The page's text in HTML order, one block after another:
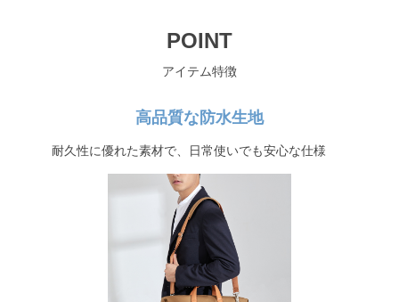
POINT
アイテム特徴
高品質な防水生地
耐久性に優れた素材で、日常使いでも安心な仕様